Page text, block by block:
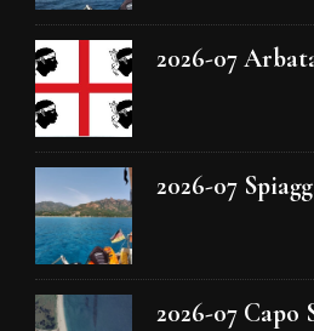
2026-07
2026-07
2026-07 Capo